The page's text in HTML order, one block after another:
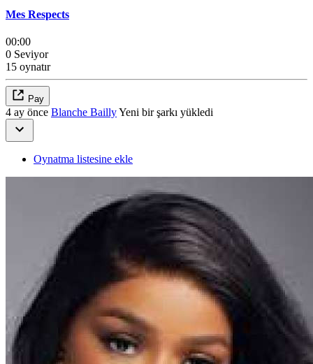
Mes Respects
00:00
0 Seviyor
15 oynatır
Pay
4 ay önce Blanche BaillyYeni bir şarkı yükledi
Oynatma listesine ekle